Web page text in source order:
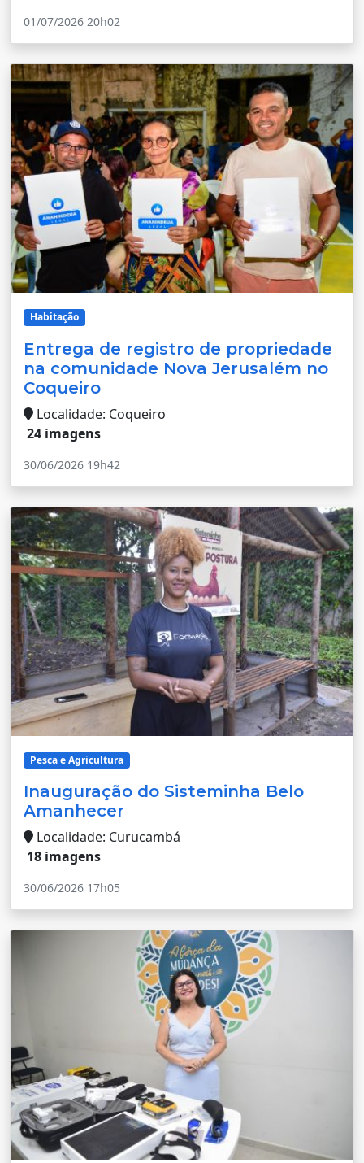
01/07/2026 20h02
Habitação
Entrega de registro de propriedade
na comunidade Nova Jerusalém no
Coqueiro
Localidade: Coqueiro
24 imagens
30/06/2026 19h42
Pesca e Agricultura
Inauguração do Sisteminha Belo
Amanhecer
Localidade: Curucambá
18 imagens
30/06/2026 17h05